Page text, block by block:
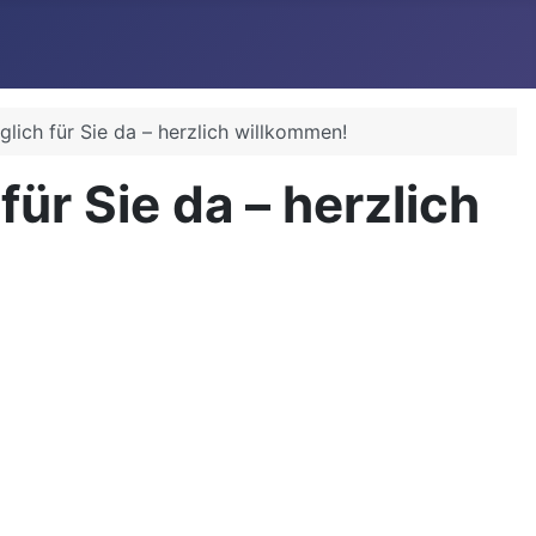
für Sie da – herzlich willkommen!
Sie da – herzlich